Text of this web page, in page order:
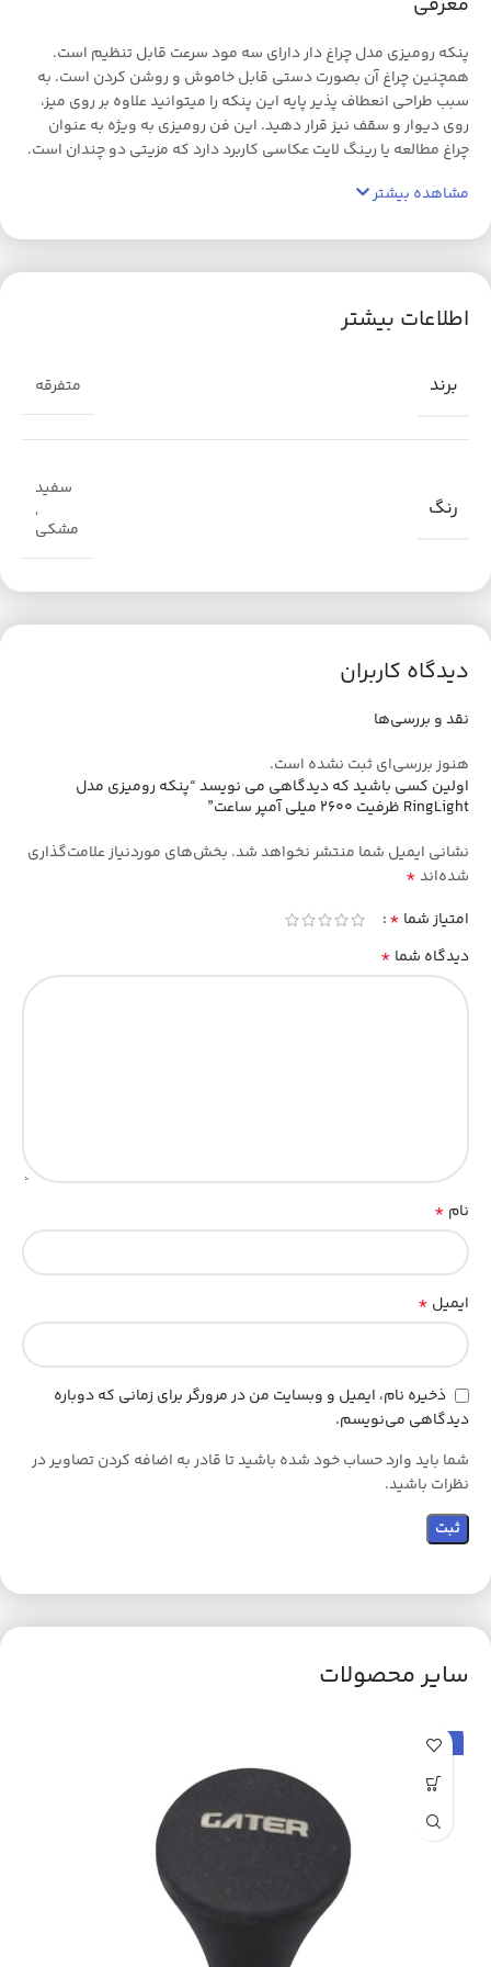
پنکه رومیزی مدل چراغ دار دارای سه مود سرعت قابل تنظیم است.
همچنین چراغ آن بصورت دستی قابل خاموش و روشن کردن است. به
سبب طراحی انعطاف پذیر پایه این پنکه را میتوانید علاوه بر روی میز،
روی دیوار و سقف نیز قرار دهید. این فن رومیزی به ویژه به عنوان
چراغ مطالعه یا رینگ لایت عکاسی کاربرد دارد که مزیتی دو چندان است.
مشاهده بیشتر
اطلاعات بیشتر
برند متفرقه
رنگ
سفید
,
مشکی
دیدگاه کاربران
نقد و بررسی‌ها
هنوز بررسی‌ای ثبت نشده است.
اولین کسی باشید که دیدگاهی می نویسد “پنکه رومیزی مدل
RingLight ظرفیت 2600 میلی آمپر ساعت”
نشانی ایمیل شما منتشر نخواهد شد. بخش‌های موردنیاز علامت‌گذاری
شده‌اند*
امتیاز شما *
دیدگاه شما *
نام *
ایمیل *
ذخیره نام، ایمیل و وبسایت من در مرورگر برای زمانی که دوباره
دیدگاهی می‌نویسم.
شما باید وارد حساب خود شده باشید تا قادر به اضافه کردن تصاویر در
نظرات باشید.
سایر محصولات
حراج